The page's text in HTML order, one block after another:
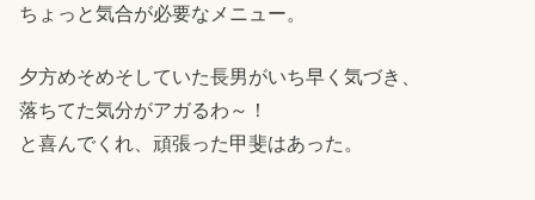
ちょっと気合が必要なメニュー。
夕方めそめそしていた長男がいち早く気づき、
落ちてた気分がアガるわ～！
と喜んでくれ、頑張った甲斐はあった。